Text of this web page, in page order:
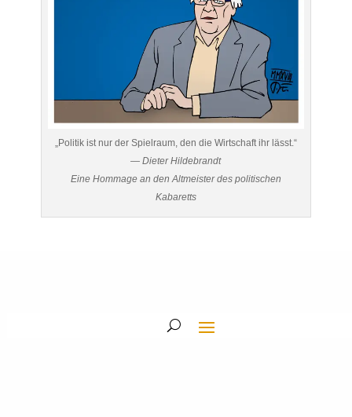
„Politik ist nur der Spielraum, den die Wirtschaft ihr lässt.“
— Dieter Hildebrandt
Eine Hommage an den Altmeister des politischen
Kabaretts